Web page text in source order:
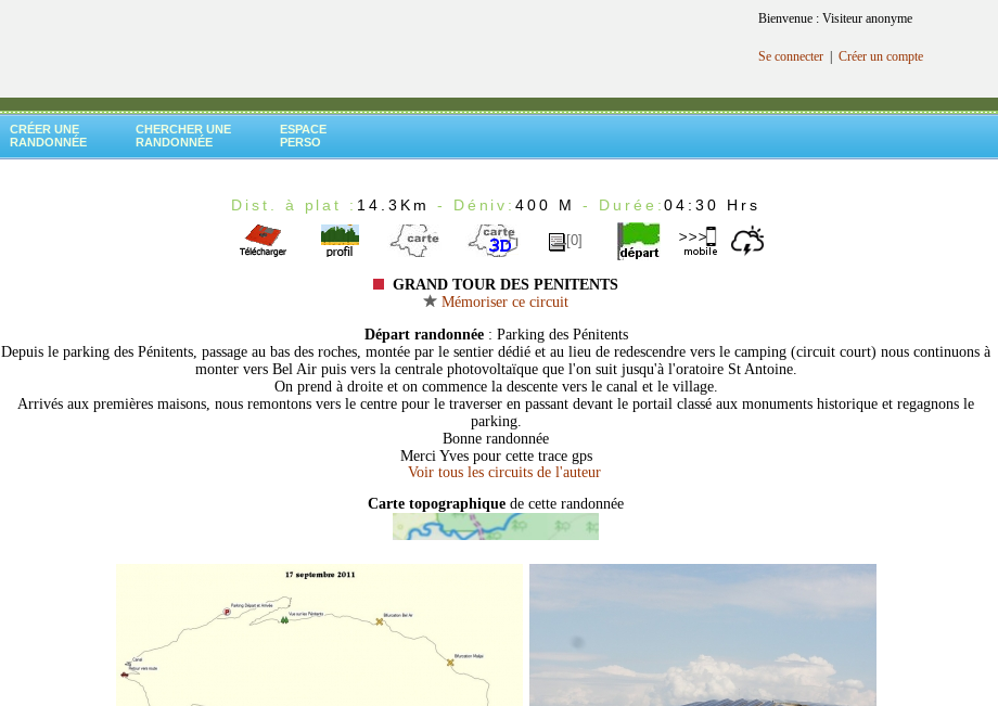
Bienvenue : Visiteur anonyme
Se connecter Créer un compte
CRÉER UNE
RANDONNÉE
CHERCHER UNE
RANDONNÉE
ESPACE
PERSO
Dist. à plat : 14.3Km - Déniv:400 M - Durée:04:30 Hrs
[0]
GRAND TOUR DES PENITENTS
Mémoriser ce circuit
Départ randonnée : Parking des Pénitents
Depuis le parking des Pénitents, passage au bas des roches, montée par le sentier dédié et au lieu de redescendre vers le camping (circuit court) nous continuons à
monter vers Bel Air puis vers la centrale photovoltaïque que l'on suit jusqu'à l'oratoire St Antoine.
On prend à droite et on commence la descente vers le canal et le village.
Arrivés aux premières maisons, nous remontons vers le centre pour le traverser en passant devant le portail classé aux monuments historique et regagnons le
parking.
Bonne randonnée
Merci Yves pour cette trace gps
Carte topographique de cette randonnée